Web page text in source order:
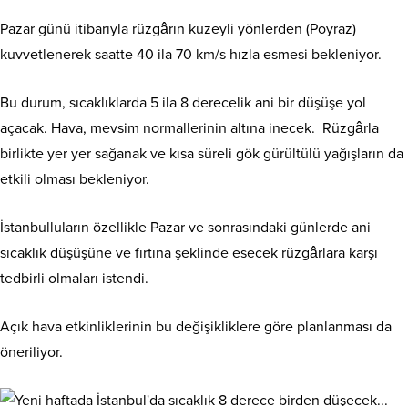
Pazar günü itibarıyla rüzgârın kuzeyli yönlerden (Poyraz)
kuvvetlenerek saatte 40 ila 70 km/s hızla esmesi bekleniyor.
Bu durum, sıcaklıklarda 5 ila 8 derecelik ani bir düşüşe yol
açacak. Hava, mevsim normallerinin altına inecek. Rüzgârla
birlikte yer yer sağanak ve kısa süreli gök gürültülü yağışların da
etkili olması bekleniyor.
İstanbulluların özellikle Pazar ve sonrasındaki günlerde ani
sıcaklık düşüşüne ve fırtına şeklinde esecek rüzgârlara karşı
tedbirli olmaları istendi.
Açık hava etkinliklerinin bu değişikliklere göre planlanması da
öneriliyor.